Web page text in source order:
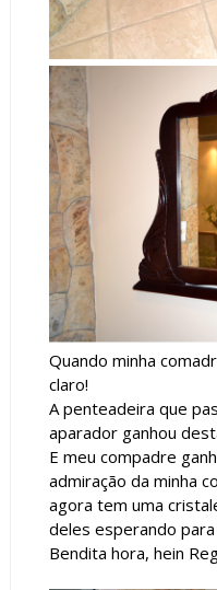
Quando minha
claro!
A penteadeira que
aparador ganhou
E meu compadre
admiração da minha
agora tem uma
deles esperando
Bendita hora, hein